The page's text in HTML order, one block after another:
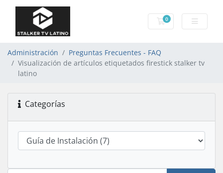
0
Carro de Pedidos
Administración
Preguntas Frecuentes - FAQ
Visualización de artículos etiquetados firestick stalker tv
latino
Categorías